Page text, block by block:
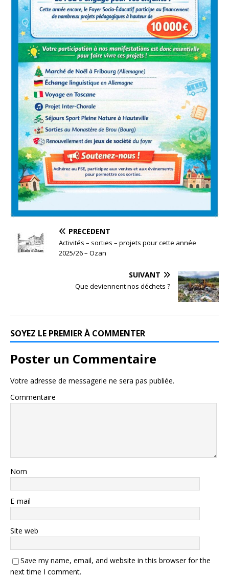
PRÉCÉDENT
Activités – sorties – projets pour cette année
2025/26 – Ozan
SUIVANT
Que deviennent nos déchets ?
SOYEZ LE PREMIER À COMMENTER
Poster un Commentaire
Votre adresse de messagerie ne sera pas publiée.
Commentaire
Nom
E-mail
Site web
Save my name, email, and website in this browser for the
next time I comment.